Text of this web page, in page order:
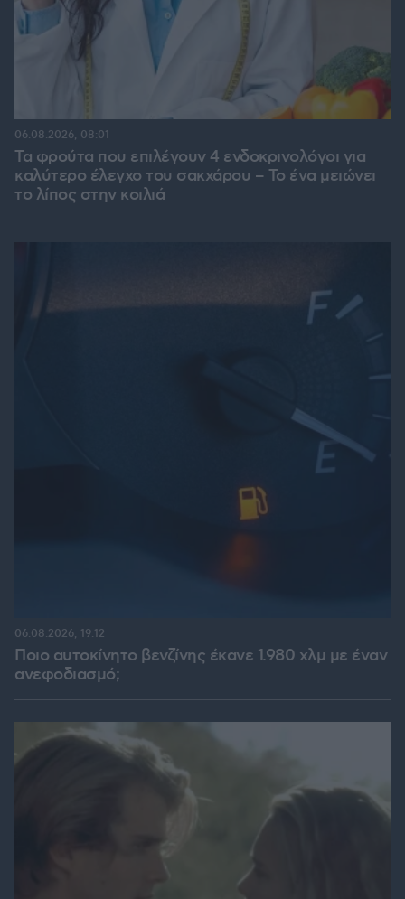
Τα φρούτα που επιλέγουν 4 ενδοκρινολόγοι για
καλύτερο έλεγχο του σακχάρου – Το ένα μειώνει
το λίπος στην κοιλιά
06.08.2026, 08:01
Ποιο αυτοκίνητο βενζίνης έκανε 1.980 χλμ με έναν
ανεφοδιασμό;
06.08.2026, 19:12